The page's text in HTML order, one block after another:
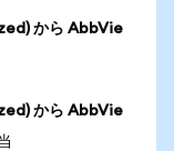
から AbbVie
から AbbVie